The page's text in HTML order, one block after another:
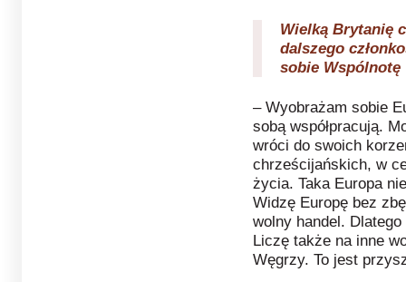
Wielką Brytanię
dalszego
sobie
– Wyobrażam sobie
sobą współpracują.
wróci do swoich
chrześcijańskich, w
życia. Taka Europa
Widzę Europę bez
wolny handel.
Liczę także na inne
Węgrzy. To jest